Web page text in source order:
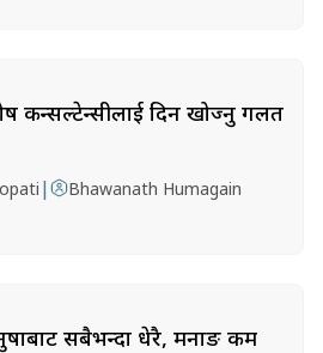
कन्सल्टेन्सीलाई दिन खोज्नु गलत
| Bhawanath Humagain
सबैभन्दा धेरै, मनाङ कम